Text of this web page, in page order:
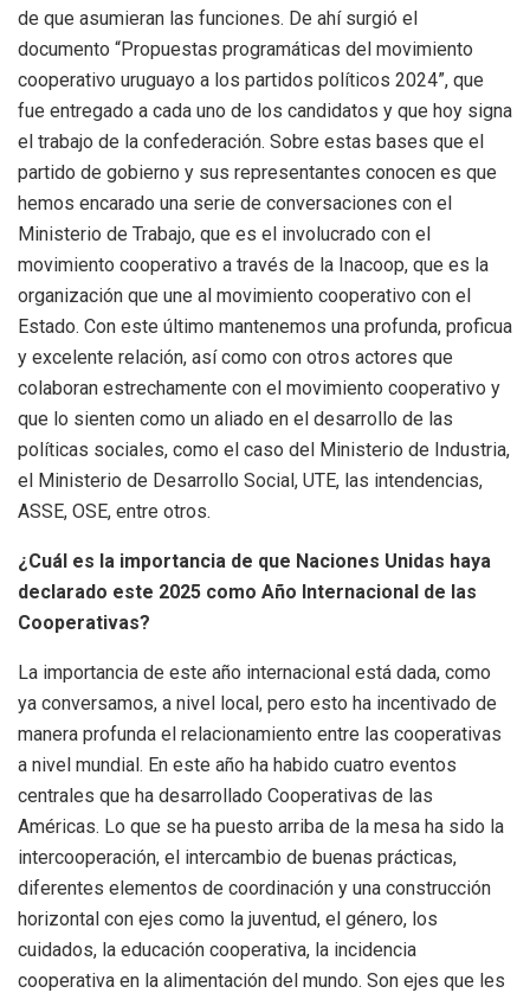
de que asumieran las funciones. De ahí surgió el
documento “Propuestas programáticas del movimiento
cooperativo uruguayo a los partidos políticos 2024”, que
fue entregado a cada uno de los candidatos y que hoy signa
el trabajo de la confederación. Sobre estas bases que el
partido de gobierno y sus representantes conocen es que
hemos encarado una serie de conversaciones con el
Ministerio de Trabajo, que es el involucrado con el
movimiento cooperativo a través de la Inacoop, que es la
organización que une al movimiento cooperativo con el
Estado. Con este último mantenemos una profunda, proficua
y excelente relación, así como con otros actores que
colaboran estrechamente con el movimiento cooperativo y
que lo sienten como un aliado en el desarrollo de las
políticas sociales, como el caso del Ministerio de Industria,
el Ministerio de Desarrollo Social, UTE, las intendencias,
ASSE, OSE, entre otros.
¿Cuál es la importancia de que Naciones Unidas haya
declarado este 2025 como Año Internacional de las
Cooperativas?
La importancia de este año internacional está dada, como
ya conversamos, a nivel local, pero esto ha incentivado de
manera profunda el relacionamiento entre las cooperativas
a nivel mundial. En este año ha habido cuatro eventos
centrales que ha desarrollado Cooperativas de las
Américas. Lo que se ha puesto arriba de la mesa ha sido la
intercooperación, el intercambio de buenas prácticas,
diferentes elementos de coordinación y una construcción
horizontal con ejes como la juventud, el género, los
cuidados, la educación cooperativa, la incidencia
cooperativa en la alimentación del mundo. Son ejes que les